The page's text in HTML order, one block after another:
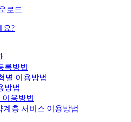
로드
요?
록방법
별 이용방법
방법
용방법
계층 서비스 이용방법